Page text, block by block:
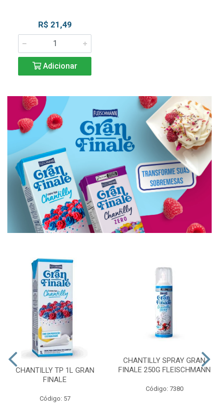
R$ 21,49
Adicionar
CHANTILLY TP 1L GRAN
FINALE
Código: 57
CHANTILLY SPRAY GRAN
FINALE 250G FLEISCHMANN
Código: 7380